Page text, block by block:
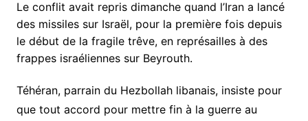
Le conflit avait repris dimanche quand l’Iran a lancé
des missiles sur Israël, pour la première fois depuis
le début de la fragile trêve, en représailles à des
frappes israéliennes sur Beyrouth.
Téhéran, parrain du Hezbollah libanais, insiste pour
que tout accord pour mettre fin à la guerre au